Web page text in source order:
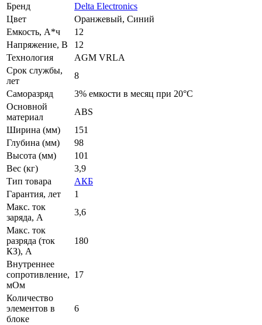
Бренд
Delta Electronics
Цвет
Оранжевый, Синий
Емкость, А*ч
12
Напряжение, В
12
Технология
AGM VRLA
Срок службы,
лет
8
Саморазряд
3% емкости в месяц при 20°С
Основной
материал
ABS
Ширина (мм)
151
Глубина (мм)
98
Высота (мм)
101
Вес (кг)
3,9
Тип товара
АКБ
Гарантия, лет
1
Макс. ток
заряда, А
3,6
Макс. ток
разряда (ток
КЗ), А
180
Внутреннее
сопротивление,
мОм
17
Количество
элементов в
блоке
6